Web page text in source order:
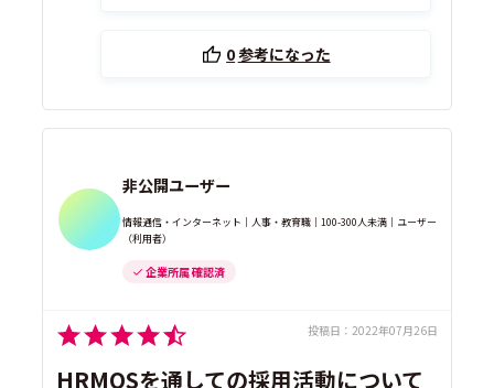
0参考になった
非公開ユーザー
情報通信・インターネット｜人事・教育職｜100-300人未満｜ユーザー
（利用者）
企業所属 確認済
投稿日： 2022年07月26日
HRMOSを通しての採用活動について